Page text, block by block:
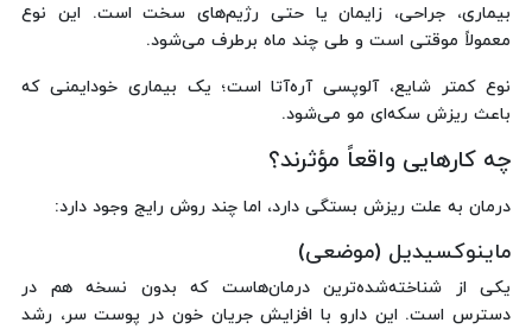
بیماری، جراحی، زایمان یا حتی رژیم‌های سخت است. این نوع
معمولاً موقتی است و طی چند ماه برطرف می‌شود.
نوع کمتر شایع، آلوپسی آره‌آتا است؛ یک بیماری خودایمنی که
باعث ریزش سکه‌ای مو می‌شود.
چه کارهایی واقعاً مؤثرند؟
درمان به علت ریزش بستگی دارد، اما چند روش رایج وجود دارد:
ماینوکسیدیل (موضعی)
یکی از شناخته‌شده‌ترین درمان‌هاست که بدون نسخه هم در
دسترس است. این دارو با افزایش جریان خون در پوست سر، رشد